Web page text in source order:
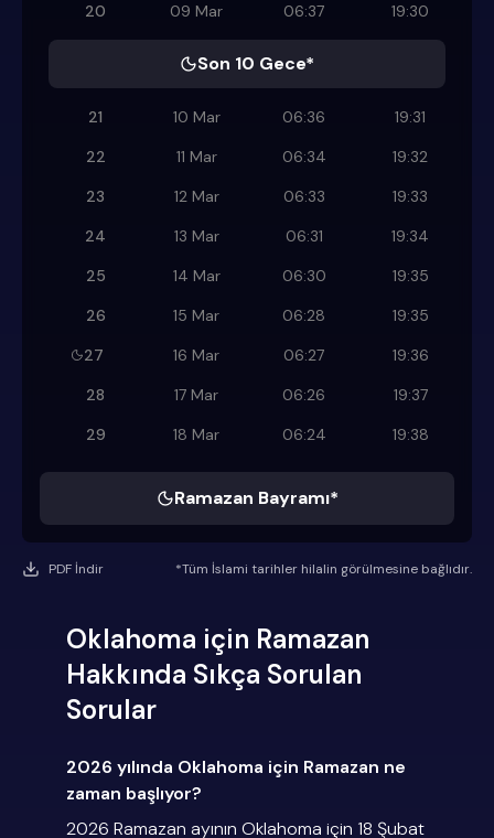
20
09 Mar 06:37 19:30
Son 10 Gece*
21 10 Mar 06:36
19:31
22
11 Mar 06:34
19:32
23
12 Mar 06:33
19:33
24
13 Mar 06:31
19:34
25
14 Mar 06:30
19:35
26
15 Mar 06:28
19:35
27
16 Mar 06:27
19:36
28
17 Mar 06:26
19:37
29
18 Mar 06:24 19:38
Ramazan Bayramı*
PDF İndir *Tüm İslami tarihler hilalin görülmesine bağlıdır.
Oklahoma için Ramazan
Hakkında Sıkça Sorulan
Sorular
2026 yılında Oklahoma için Ramazan ne
zaman başlıyor?
2026 Ramazan ayının Oklahoma için 18 Şubat